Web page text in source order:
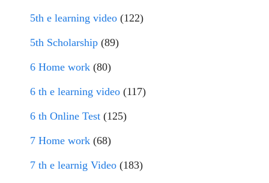
5th e learning video (122)
5th Scholarship (89)
6 Home work (80)
6 th e learning video (117)
6 th Online Test (125)
7 Home work (68)
7 th e learnig Video (183)